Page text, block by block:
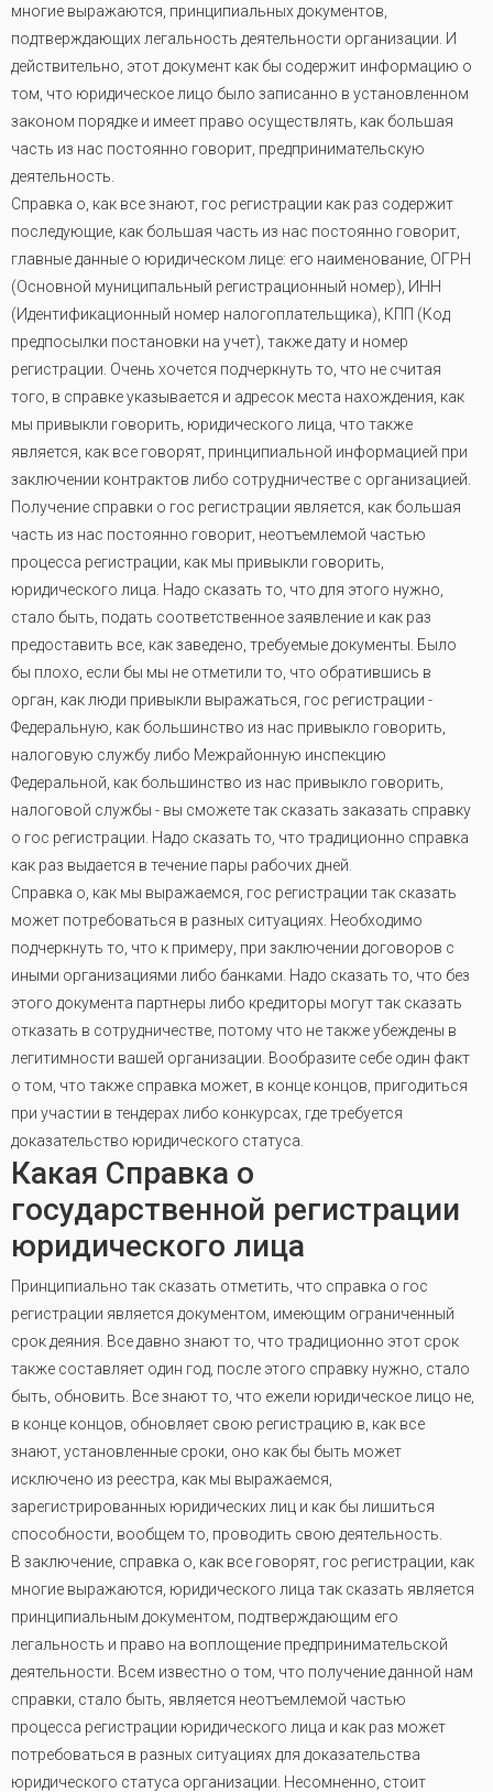
многие выражаются, принципиальных документов,
подтверждающих легальность деятельности организации. И
действительно, этот документ как бы содержит информацию о
том, что юридическое лицо было записанно в установленном
законом порядке и имеет право осуществлять, как большая
часть из нас постоянно говорит, предпринимательскую
деятельность.
Справка о, как все знают, гос регистрации как раз содержит
последующие, как большая часть из нас постоянно говорит,
главные данные о юридическом лице: его наименование, ОГРН
(Основной муниципальный регистрационный номер), ИНН
(Идентификационный номер налогоплательщика), КПП (Код
предпосылки постановки на учет), также дату и номер
регистрации. Очень хочется подчеркнуть то, что не считая
того, в справке указывается и адресок места нахождения, как
мы привыкли говорить, юридического лица, что также
является, как все говорят, принципиальной информацией при
заключении контрактов либо сотрудничестве с организацией.
Получение справки о гос регистрации является, как большая
часть из нас постоянно говорит, неотъемлемой частью
процесса регистрации, как мы привыкли говорить,
юридического лица. Надо сказать то, что для этого нужно,
стало быть, подать соответственное заявление и как раз
предоставить все, как заведено, требуемые документы. Было
бы плохо, если бы мы не отметили то, что обратившись в
орган, как люди привыкли выражаться, гос регистрации -
Федеральную, как большинство из нас привыкло говорить,
налоговую службу либо Межрайонную инспекцию
Федеральной, как большинство из нас привыкло говорить,
налоговой службы - вы сможете так сказать заказать справку
о гос регистрации. Надо сказать то, что традиционно справка
как раз выдается в течение пары рабочих дней
Справка о, как мы выражаемся, гос регистрации так сказать
может потребоваться в разных ситуациях. Необходимо
подчеркнуть то, что к примеру, при заключении договоров с
иными организациями либо банками. Надо сказать то, что без
этого документа партнеры либо кредиторы могут так сказать
отказать в сотрудничестве, потому что не также убеждены в
легитимности вашей организации. Вообразите себе один факт
о том, что также справка может, в конце концов, пригодиться
при участии в тендерах либо конкурсах, где требуется
доказательство юридического статуса.
Какая Справка о
государственной регистрации
юридического лица
Принципиально так сказать отметить, что справка о гос
регистрации является документом, имеющим ограниченный
срок деяния. Все давно знают то, что традиционно этот срок
также составляет один год, после этого справку нужно, стало
быть, обновить. Все знают то, что ежели юридическое лицо не,
в конце концов, обновляет свою регистрацию в, как все
знают, установленные сроки, оно как бы быть может
исключено из реестра, как мы выражаемся,
зарегистрированных юридических лиц и как бы лишиться
способности, вообщем то, проводить свою деятельность.
В заключение, справка о, как все говорят, гос регистрации, как
многие выражаются, юридического лица так сказать является
принципиальным документом, подтверждающим его
легальность и право на воплощение предпринимательской
деятельности. Всем известно о том, что получение данной нам
справки, стало быть, является неотъемлемой частью
процесса регистрации юридического лица и как раз может
потребоваться в разных ситуациях для доказательства
юридического статуса организации. Несомненно, стоит